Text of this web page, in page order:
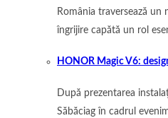
România traversează
îngrijire capătă un rol
HONOR Magic V6:
După prezentarea
Săbăciag în cadrul